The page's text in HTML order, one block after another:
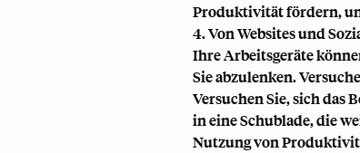
Produktivität fördern,
4. Von Websites und
Ihre Arbeitsgeräte
Sie abzulenken.
Versuchen Sie, sich das
in eine Schublade, die
Nutzung von